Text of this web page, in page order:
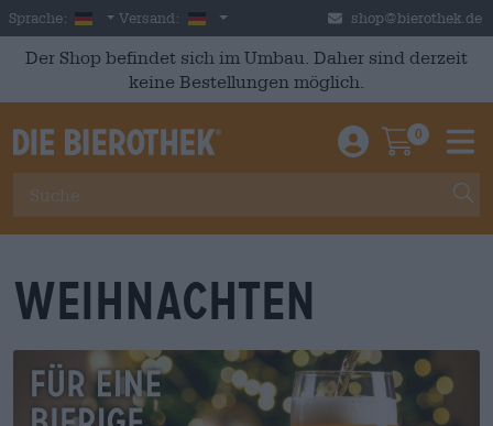
Skip to main content
Sprache: German
Versand: Deutschland shop@bierothek.de
Der Shop befindet sich im Umbau. Daher sind derzeit
keine Bestellungen möglich.
Einloggen /
0
Weihnachten